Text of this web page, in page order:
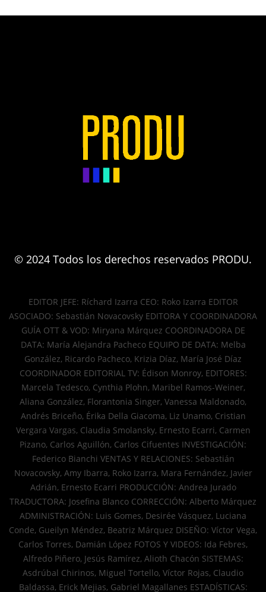
© 2024 Todos los derechos reservados PRODU.
EDITOR JEFE: Ríchard Izarra CEO: Roko Izarra EDITOR
ASOCIADO: Sebastián Novacovsky EDITORA Y COORDINADORA
GUÍA OTT & VOD: Miryana Márquez COORDINADORA DE
DATA: María Alejandra Pacheco EQUIPO DE DATA: Melba
González, Ricardo Pacheco, Krizia Díaz, María José Díaz
COORDINADOR EDITORIAL TV: Édison Monroy, EDITORES:
Marcela Tedesco, Cynthia Plohn, Maribel Ramos-Weiner,
Aliana González, Florantonia Singer, Vanessa Maldonado,
Andrés Briceño, Érika Della Giacoma, Liz Unamo, Cristian
Vergara Vargas, Claudia Smolansky, Ernesto Ecarri, Carmen
Pizano, Carlos Aguillón, Carlos Cifuentes INVESTIGACIÓN:
Federico Bianchi VENTAS Y RELACIONES: Sebastián
Novacovsky, Amy Ibarra, Roko Izarra, Mara Fernández, Javier
Adrián, Ernesto Ecarri PRODUCCIÓN: Andrea Jurado
TRADUCTORA: Josefina Blanco CORRECCIÓN: Alberto Márquez
ADMINISTRACIÓN: Luis Gomes, Desirée Vásquez, Luciana
Conde, Gueilyn Méndez, Beatriz Márquez DISEÑO: Víctor Vega,
Carlos Torres, Damián López FOTOS Y VIDEOS: Ida Febres,
Alfredo Piñero, Jesús Ramírez, Alioth Chacón SISTEMAS:
Asdrúbal Chirinos, Miguel Tortello, Víctor Rojas, Claudio
Baldassa, Erick Mejias, Gabriel Magallanes ESTADÍSTICAS: